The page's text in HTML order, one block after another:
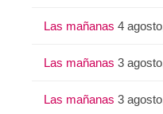
Las mañanas 4
Las mañanas 3
Las mañanas 3